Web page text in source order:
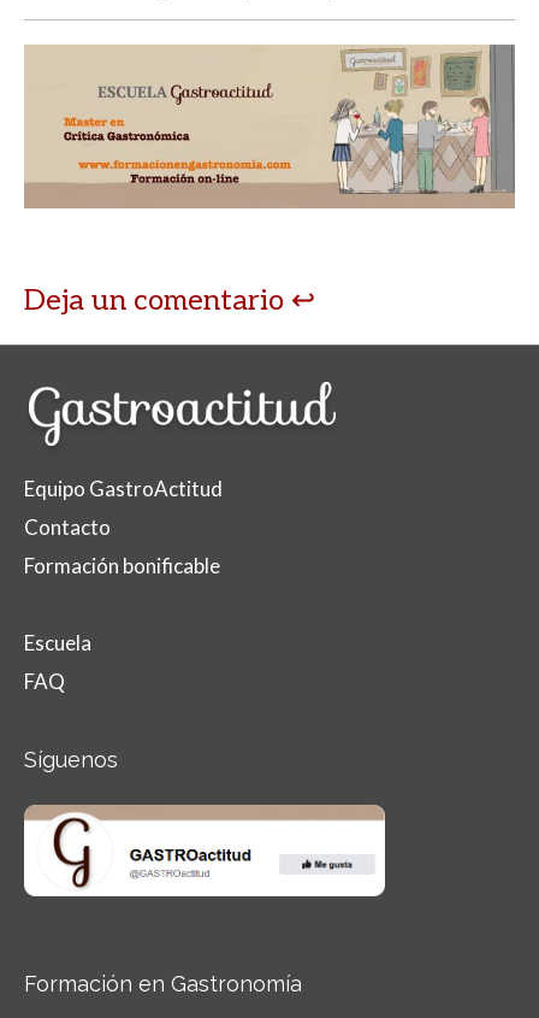
Deja un comentario
Equipo GastroActitud
Contacto
Formación bonificable
Escuela
FAQ
Síguenos
Formación en Gastronomía